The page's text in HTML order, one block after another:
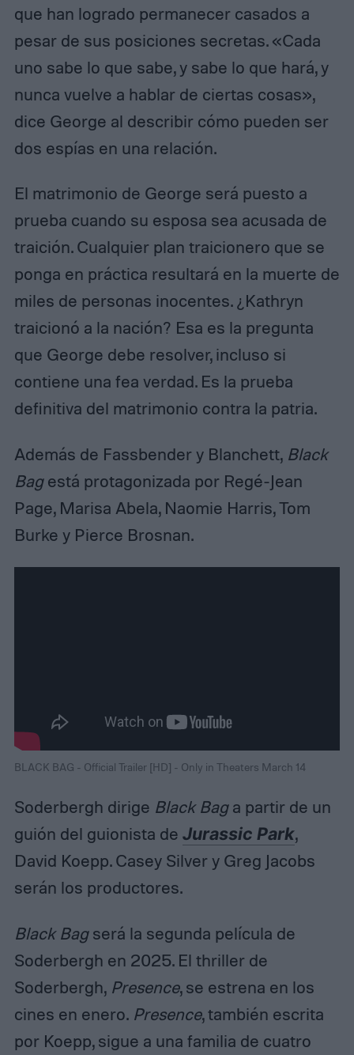
que han logrado permanecer casados a
pesar de sus posiciones secretas. «Cada
uno sabe lo que sabe, y sabe lo que hará, y
nunca vuelve a hablar de ciertas cosas»,
dice George al describir cómo pueden ser
dos espías en una relación.
El matrimonio de George será puesto a
prueba cuando su esposa sea acusada de
traición. Cualquier plan traicionero que se
ponga en práctica resultará en la muerte de
miles de personas inocentes. ¿Kathryn
traicionó a la nación? Esa es la pregunta
que George debe resolver, incluso si
contiene una fea verdad. Es la prueba
definitiva del matrimonio contra la patria.
Además de Fassbender y Blanchett, Black
Bagestá protagonizada por Regé-Jean
Page, Marisa Abela, Naomie Harris, Tom
Burke y Pierce Brosnan.
BLACK BAG - Official Trailer [HD] - Only in Theaters March 14
Soderbergh dirige Black Baga partir de un
guión del guionista de Jurassic Park,
David Koepp. Casey Silver y Greg Jacobs
serán los productores.
Black Bagserá la segunda película de
Soderbergh en 2025. El thriller de
Soderbergh, Presence, se estrena en los
cines en enero. Presence, también escrita
por Koepp, sigue a una familia de cuatro